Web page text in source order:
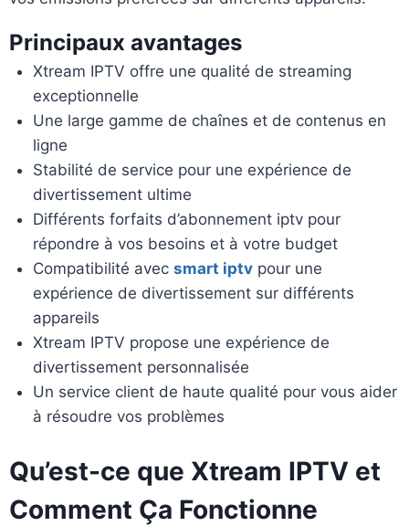
Principaux avantages
Xtream IPTV offre une qualité de streaming
exceptionnelle
Une large gamme de chaînes et de contenus en
ligne
Stabilité de service pour une expérience de
divertissement ultime
Différents forfaits d’abonnement iptv pour
répondre à vos besoins et à votre budget
Compatibilité avec smart iptvpour une
expérience de divertissement sur différents
appareils
Xtream IPTV propose une expérience de
divertissement personnalisée
Un service client de haute qualité pour vous aider
à résoudre vos problèmes
Qu’est-ce que Xtream IPTV et
Comment Ça Fonctionne